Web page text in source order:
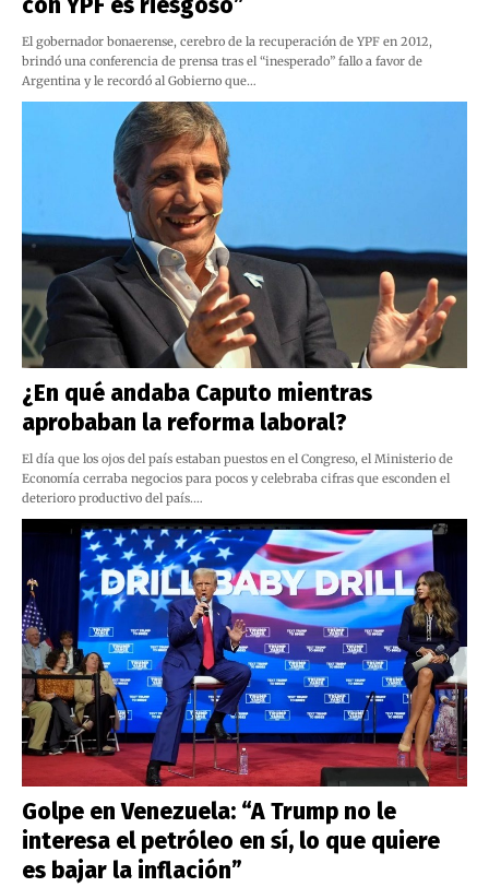
El gobernador bonaerense, cerebro de la recuperación de YPF en 2012,
brindó una conferencia de prensa tras el “inesperado” fallo a favor de
Argentina y le recordó al Gobierno que…
¿En qué andaba Caputo mientras
aprobaban la reforma laboral?
El día que los ojos del país estaban puestos en el Congreso, el Ministerio de
Economía cerraba negocios para pocos y celebraba cifras que esconden el
deterioro productivo del país.…
Golpe en Venezuela: “A Trump no le
interesa el petróleo en sí, lo que quiere
es bajar la inflación”